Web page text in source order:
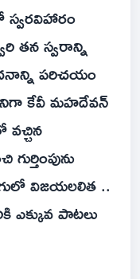
స్వరవిహారం
తన స్వరాన్ని
పరిచయం
కేవీ మహదేవన్
విజయలలిత ..
పాటలు